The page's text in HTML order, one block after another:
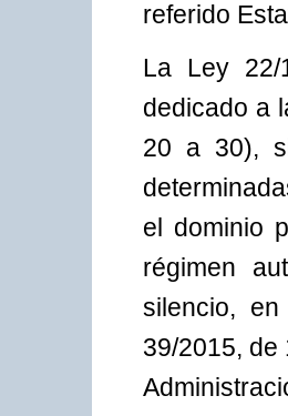
referido
La Ley
dedicado a
20 a 30),
el dominio
régimen
silencio,
39/2015, de